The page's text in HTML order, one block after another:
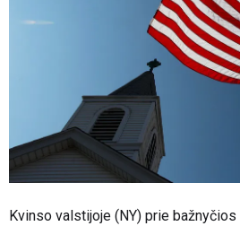
Kvinso valstijoje (NY) prie